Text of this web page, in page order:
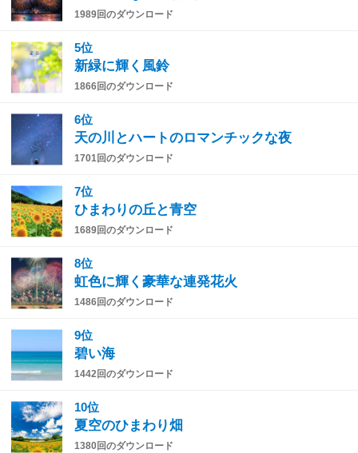
1989回のダウンロード
5位
新緑に輝く風鈴
1866回のダウンロード
6位
天の川とハートのロマンチックな夜
1701回のダウンロード
7位
ひまわりの丘と青空
1689回のダウンロード
8位
虹色に輝く豪華な連発花火
1486回のダウンロード
9位
碧い海
1442回のダウンロード
10位
夏空のひまわり畑
1380回のダウンロード